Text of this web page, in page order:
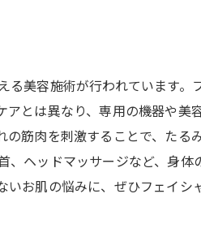
美容施術が行われています
とは異なり、専用の機器や
筋肉を刺激することで、た
ヘッドマッサージなど、身
お肌の悩みに、ぜひフェイシ